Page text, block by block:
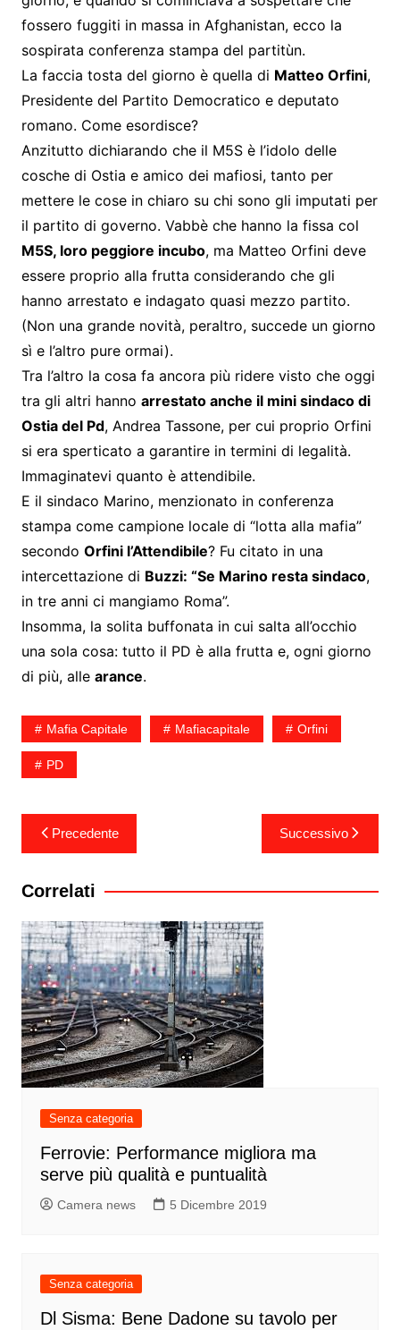
fossero fuggiti in massa in Afghanistan, ecco la
sospirata conferenza stampa del partitùn.
La faccia tosta del giorno è quella di Matteo Orfini,
Presidente del Partito Democratico e deputato
romano. Come esordisce?
Anzitutto dichiarando che il M5S è l’idolo delle
cosche di Ostia e amico dei mafiosi, tanto per
mettere le cose in chiaro su chi sono gli imputati per
il partito di governo. Vabbè che hanno la fissa col
M5S, loro peggiore incubo, ma Matteo Orfini deve
essere proprio alla frutta considerando che gli
hanno arrestato e indagato quasi mezzo partito.
(Non una grande novità, peraltro, succede un giorno
sì e l’altro pure ormai).
Tra l’altro la cosa fa ancora più ridere visto che oggi
tra gli altri hanno arrestato anche il mini sindaco di
Ostia del Pd, Andrea Tassone, per cui proprio Orfini
si era sperticato a garantire in termini di legalità.
Immaginatevi quanto è attendibile.
E il sindaco Marino, menzionato in conferenza
stampa come campione locale di “lotta alla mafia”
secondo Orfini l’Attendibile? Fu citato in una
intercettazione di Buzzi: “Se Marino resta sindaco,
in tre anni ci mangiamo Roma”.
Insomma, la solita buffonata in cui salta all’occhio
una sola cosa: tutto il PD è alla frutta e, ogni giorno
di più, alle arance.
Mafia Capitale Mafiacapitale Orfini
PD
Navigazione
articoli
Precedente Successivo
Correlati
Senza categoria
Ferrovie: Performance migliora ma
serve più qualità e puntualità
Camera news 5 Dicembre 2019
Senza categoria
Dl Sisma: Bene Dadone su tavolo per